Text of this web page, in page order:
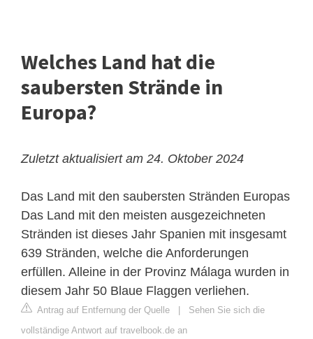
Welches Land hat die
saubersten Strände in
Europa?
Zuletzt aktualisiert am 24. Oktober 2024
Das Land mit den saubersten Stränden Europas
Das Land mit den meisten ausgezeichneten
Stränden ist dieses Jahr Spanien mit insgesamt
639 Stränden, welche die Anforderungen
erfüllen. Alleine in der Provinz Málaga wurden in
diesem Jahr 50 Blaue Flaggen verliehen.
Antrag auf Entfernung der Quelle
Sehen Sie sich die
vollständige Antwort auf travelbook.de an